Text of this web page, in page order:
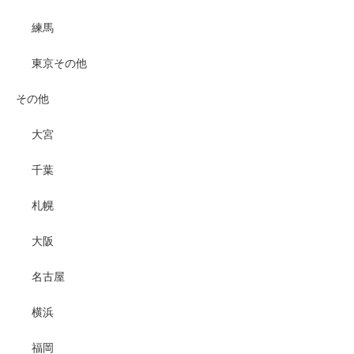
練馬
東京その他
その他
大宮
千葉
札幌
大阪
名古屋
横浜
福岡